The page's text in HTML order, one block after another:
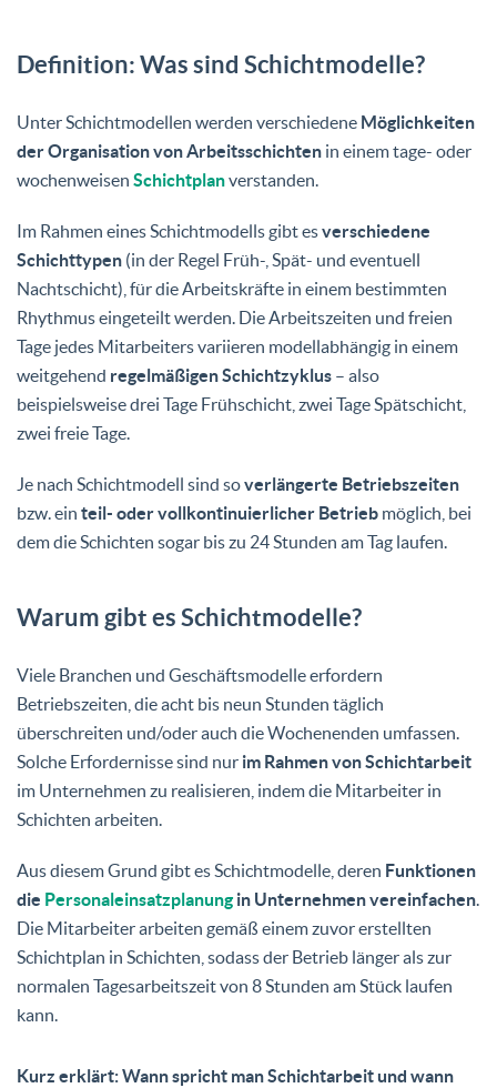
Definition: Was sind Schichtmodelle?
Unter Schichtmodellen werden verschiedene Möglichkeiten
der Organisation von Arbeitsschichten in einem tage- oder
wochenweisen Schichtplanverstanden.
Im Rahmen eines Schichtmodells gibt esverschiedene
Schichttypen (in der Regel Früh-, Spät- und eventuell
Nachtschicht), für die Arbeitskräfte in einem bestimmten
Rhythmus eingeteilt werden. Die Arbeitszeiten und freien
Tage jedes Mitarbeiters variieren modellabhängig in einem
weitgehend regelmäßigen Schichtzyklus – also
beispielsweise drei Tage Frühschicht, zwei Tage Spätschicht,
zwei freie Tage.
Je nach Schichtmodell sind soverlängerte Betriebszeiten
bzw. ein teil- oder vollkontinuierlicher Betrieb möglich, bei
dem die Schichten sogar bis zu 24 Stunden am Tag laufen.
Warum gibt es Schichtmodelle?
Viele Branchen und Geschäftsmodelle erfordern
Betriebszeiten, die acht bis neun Stunden täglich
überschreiten und/oder auch die Wochenenden umfassen.
Solche Erfordernisse sind nur im Rahmen von Schichtarbeit
im Unternehmen zu realisieren, indem die Mitarbeiter in
Schichten arbeiten.
Aus diesem Grund gibt es Schichtmodelle, deren Funktionen
die Personaleinsatzplanungin Unternehmen vereinfachen.
Die Mitarbeiter arbeiten gemäß einem zuvor erstellten
Schichtplan in Schichten, sodass der Betrieb länger als zur
normalen Tagesarbeitszeit von 8 Stunden am Stück laufen
kann.
Kurz erklärt: Wann spricht man Schichtarbeit und wann